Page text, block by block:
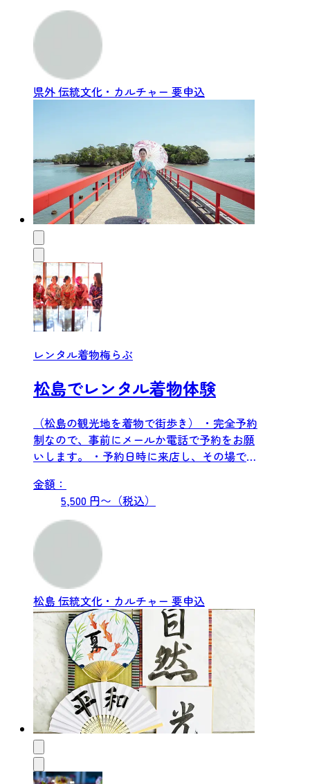
県外伝統文化・カルチャー 要申込
レンタル着物梅らぶ
松島でレンタル着物体験
（松島の観光地を着物で街歩き） ・完全予約
制なので、事前にメールか電話で予約をお願
いします。 ・予約日時に来店し、その場で着
金額：
5,500 円〜（税込）
松島 伝統文化・カルチャー 要申込